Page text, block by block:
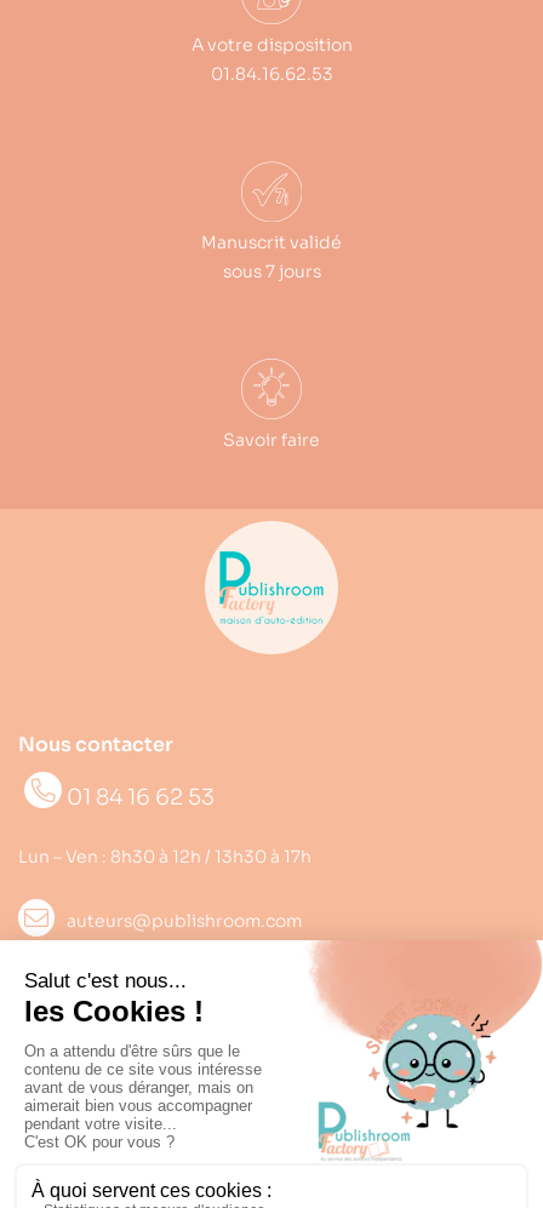
A votre disposition
01.84.16.62.53
Manuscrit validé
sous 7 jours
Savoir faire
Nous contacter
01 84 16 62 53
Lun – Ven : 8h30 à 12h / 13h30 à 17h
auteurs@publishroom.com
Informations 
Suivez nous
Copyright © 2022 Publishroom